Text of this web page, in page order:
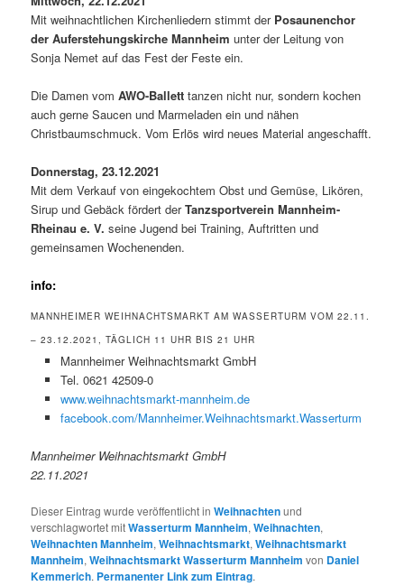
Mit weihnachtlichen Kirchenliedern stimmt der Posaunenchor
der Auferstehungskirche Mannheim unter der Leitung von
Sonja Nemet auf das Fest der Feste ein.
Die Damen vomAWO-Ballett tanzen nicht nur, sondern kochen
auch gerne Saucen und Marmeladen ein und nähen
Christbaumschmuck. Vom Erlös wird neues Material angeschafft.
Donnerstag, 23.12.2021
Mit dem Verkauf von eingekochtem Obst und Gemüse, Likören,
Sirup und Gebäck fördert derTanzsportverein Mannheim-
Rheinau e. V. seine Jugend bei Training, Auftritten und
gemeinsamen Wochenenden.
info:
MANNHEIMER WEIHNACHTSMARKT AM WASSERTURM VOM 22.11.
– 23.12.2021, TÄGLICH 11 UHR BIS 21 UHR
Mannheimer Weihnachtsmarkt GmbH
Tel. 0621 42509-0
www.weihnachtsmarkt-mannheim.de
facebook.com/Mannheimer.Weihnachtsmarkt.Wasserturm
Mannheimer Weihnachtsmarkt GmbH
22.11.2021
Dieser Eintrag wurde veröffentlicht inWeihnachtenund
verschlagwortet mitWasserturm Mannheim,Weihnachten,
Weihnachten Mannheim,Weihnachtsmarkt,Weihnachtsmarkt
Mannheim,Weihnachtsmarkt Wasserturm Mannheim von Daniel
Kemmerich. Permanenter Link zum Eintrag.